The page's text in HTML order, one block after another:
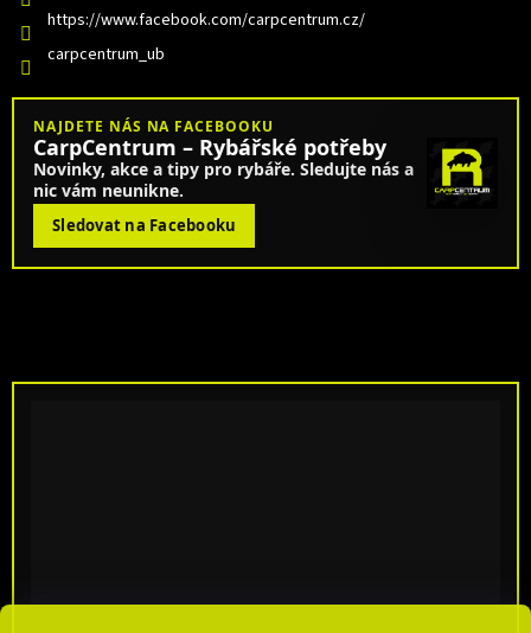
https://www.facebook.com/carpcentrum.cz/
carpcentrum_ub
NAJDETE NÁS NA FACEBOOKU
CarpCentrum – Rybářské potřeby
Novinky, akce a tipy pro rybáře. Sledujte nás a
nic vám neunikne.
Sledovat na Facebooku